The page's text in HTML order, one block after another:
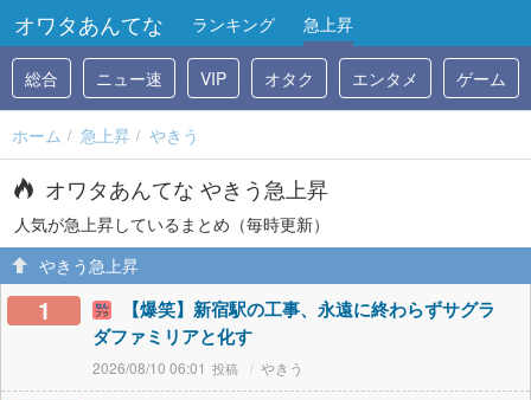
オワタあんてな ランキング 急上昇
総合 ニュー速 VIP オタク エンタメ ゲーム
ホーム 急上昇 やきう
オワタあんてな やきう急上昇
人気が急上昇しているまとめ（毎時更新）
やきう急上昇
1
【爆笑】新宿駅の工事、永遠に終わらずサグラ
ダファミリアと化す
2026/08/10 06:01 やきう